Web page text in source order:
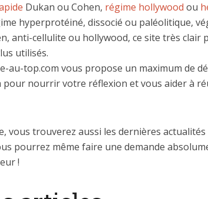
Dukan ou Cohen, régime hollywood ou
hyperprotéiné, dissocié ou paléolitique,
anti-cellulite ou hollywood, ce site très clair
utilisés.
au-top.com vous propose un maximum de
pour nourrir votre réflexion et vous aider à
vous trouverez aussi les dernières actualités
pourrez même faire une demande
!